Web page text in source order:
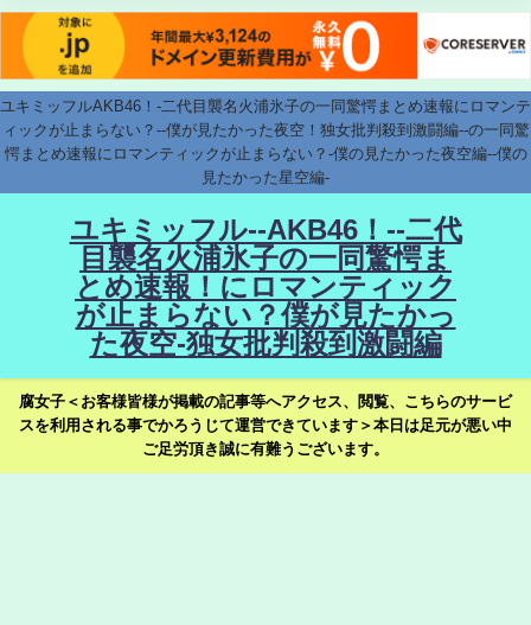
ユキミッフルAKB46！-二代目襲名火浦氷子の一同驚愕まとめ速報にロマンテ
ィックが止まらない？--僕が見たかった夜空！独女批判殺到激闘編--の一同驚
愕まとめ速報にロマンティックが止まらない？-僕の見たかった夜空編--僕の
見たかった星空編-
ユキミッフル--AKB46！--二代
目襲名火浦氷子の一同驚愕ま
とめ速報！にロマンティック
が止まらない？僕が見たかっ
た夜空-独女批判殺到激闘編
腐女子＜お客様皆様が掲載の記事等へアクセス、閲覧、こちらのサービ
スを利用される事でかろうじて運営できています＞本日は足元が悪い中
ご足労頂き誠に有難うございます。